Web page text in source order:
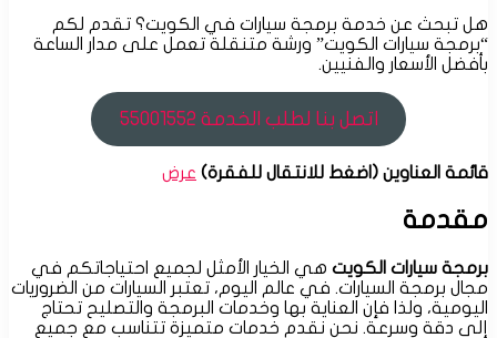
هل تبحث عن خدمة برمجة سيارات في الكويت؟ تقدم لكم
“برمجة سيارات الكويت” ورشة متنقلة تعمل على مدار الساعة
بأفضل الأسعار والفنيين.
اتصل بنا لطلب الخدمة 55001552
قائمة العناوين (اضغط للانتقال للفقرة) عرض
مقدمة
برمجة سيارات الكويت هي الخيار الأمثل لجميع احتياجاتكم في
مجال برمجة السيارات. في عالم اليوم، تعتبر السيارات من الضروريات
اليومية، ولذا فإن العناية بها وخدمات البرمجة والتصليح تحتاج
إلى دقة وسرعة. نحن نقدم خدمات متميزة تتناسب مع جميع